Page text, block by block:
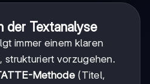
der Textanalyse
immer einem klaren
strukturiert vorzugehen.
Methode(Titel,